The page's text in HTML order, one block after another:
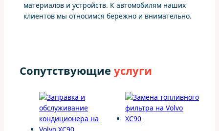
материалов и устройств. К автомобилям наших
клиентов мы относимся бережно и внимательно.
Сопутствующие услуги